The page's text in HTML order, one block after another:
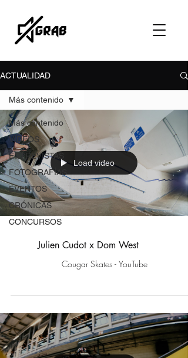
ACTUALIDAD
Más contenido
VÍDEOS
ENTREVISTAS
FOTOGRAFÍAS
EVENTOS
CRÓNICAS
CONCURSOS
Más contenido
Load video
Julien Cudot x Dom West
Cougar Skates - YouTube